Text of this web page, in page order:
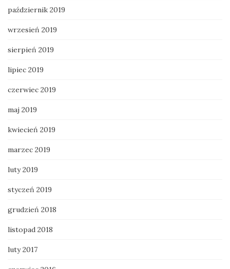
październik 2019
wrzesień 2019
sierpień 2019
lipiec 2019
czerwiec 2019
maj 2019
kwiecień 2019
marzec 2019
luty 2019
styczeń 2019
grudzień 2018
listopad 2018
luty 2017